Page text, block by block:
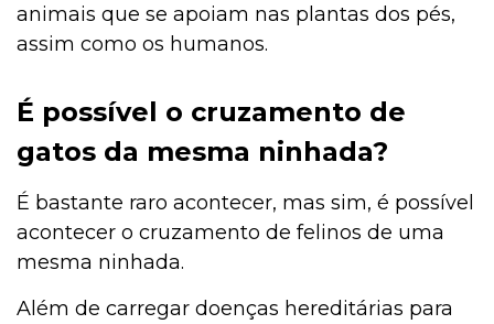
animais que se apoiam nas plantas dos pés,
assim como os humanos.
É possível o cruzamento de
gatos da mesma ninhada?
É bastante raro acontecer, mas sim, é possível
acontecer o cruzamento de felinos de uma
mesma ninhada.
Além de carregar doenças hereditárias para